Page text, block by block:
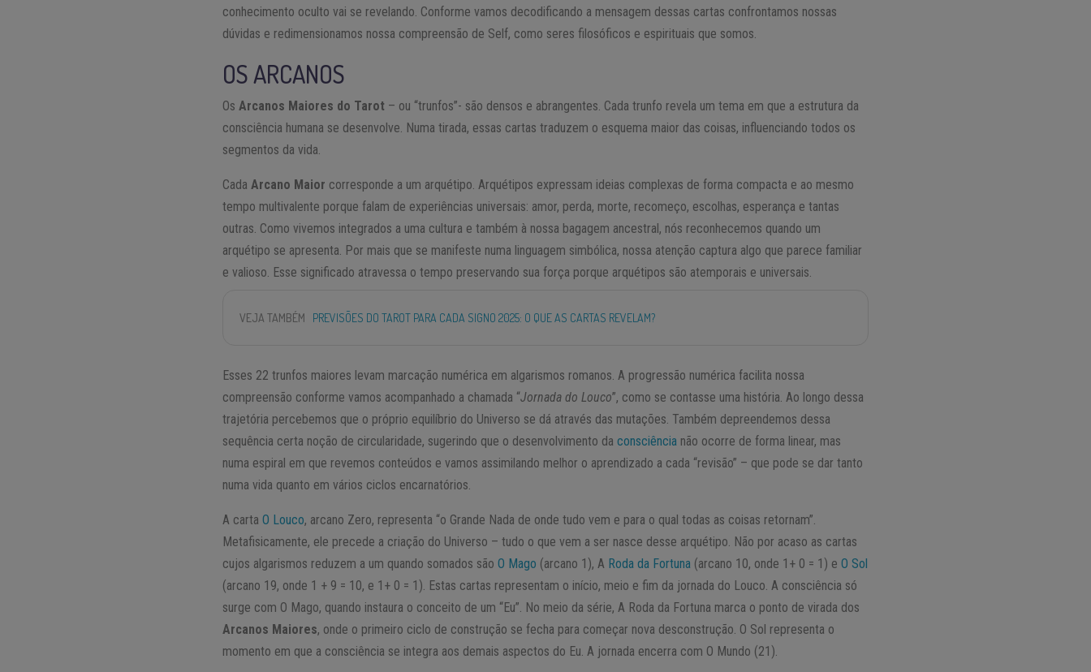
conhecimento oculto vai se revelando. Conforme vamos decodificando a mensagem dessas cartas confrontamos nossas
dúvidas e redimensionamos nossa compreensão de Self, como seres filosóficos e espirituais que somos.
OS ARCANOS
Os Arcanos Maiores do Tarot – ou “trunfos”- são densos e abrangentes. Cada trunfo revela um tema em que a estrutura da
consciência humana se desenvolve. Numa tirada, essas cartas traduzem o esquema maior das coisas, influenciando todos os
segmentos da vida.
Cada Arcano Maior corresponde a um arquétipo. Arquétipos expressam ideias complexas de forma compacta e ao mesmo
tempo multivalente porque falam de experiências universais: amor, perda, morte, recomeço, escolhas, esperança e tantas
outras. Como vivemos integrados a uma cultura e também à nossa bagagem ancestral, nós reconhecemos quando um
arquétipo se apresenta. Por mais que se manifeste numa linguagem simbólica, nossa atenção captura algo que parece familiar
e valioso. Esse significado atravessa o tempo preservando sua força porque arquétipos são atemporais e universais.
VEJA TAMBÉM PREVISÕES DO TAROT PARA CADA SIGNO 2025: O QUE AS CARTAS REVELAM?
Esses 22 trunfos maiores levam marcação numérica em algarismos romanos. A progressão numérica facilita nossa
compreensão conforme vamos acompanhado a chamada “Jornada do Louco”, como se contasse uma história. Ao longo dessa
trajetória percebemos que o próprio equilíbrio do Universo se dá através das mutações. Também depreendemos dessa
sequência certa noção de circularidade, sugerindo que o desenvolvimento daconsciência não ocorre de forma linear, mas
numa espiral em que revemos conteúdos e vamos assimilando melhor o aprendizado a cada “revisão” – que pode se dar tanto
numa vida quanto em vários ciclos encarnatórios.
A cartaO Louco, arcano Zero, representa “o Grande Nada de onde tudo vem e para o qual todas as coisas retornam”.
Metafisicamente, ele precede a criação do Universo – tudo o que vem a ser nasce desse arquétipo. Não por acaso as cartas
cujos algarismos reduzem a um quando somados sãoO Mago (arcano 1), A Roda da Fortuna (arcano 10, onde 1+ 0 = 1) eO Sol
(arcano 19, onde 1 + 9 = 10, e 1+ 0 = 1). Estas cartas representam o início, meio e fim da jornada do Louco. A consciência só
surge com O Mago, quando instaura o conceito de um “Eu”. No meio da série, A Roda da Fortuna marca o ponto de virada dos
Arcanos Maiores, onde o primeiro ciclo de construção se fecha para começar nova desconstrução. O Sol representa o
momento em que a consciência se integra aos demais aspectos do Eu. A jornada encerra com O Mundo (21).